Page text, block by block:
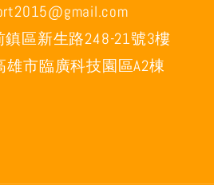
區新生路248-21號3樓
高雄市臨廣科技園區A2棟